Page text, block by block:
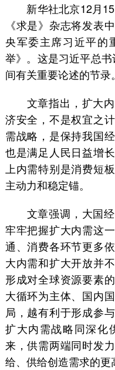
新华社北京12月15
《求是》杂志将发表
央军委主席习近平的
举》。这是习近平总
间有关重要论述的节录。
文章指出，扩大内
济安全，不是权宜之
需战略，是保持我国
也是满足人民日益增
上内需特别是消费短
主动力和稳定锚。
文章强调，大国经
牢牢把握扩大内需这
通、消费各环节更多
大内需和扩大开放并
形成对全球资源要素
大循环为主体、国内
局，越有利于形成参
扩大内需战略同深化
来，供需两端同时发
给、供给创造需求的更